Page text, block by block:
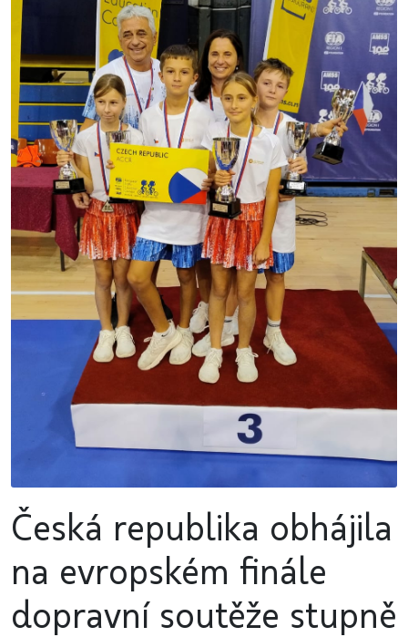
Česká republika obhájila
na evropském finále
dopravní soutěže stupně